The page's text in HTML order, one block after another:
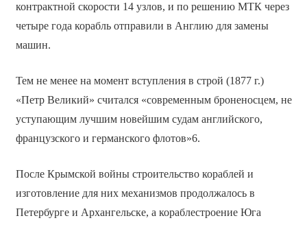
контрактной скорости 14 узлов, и по решению МТК через
четыре года корабль отправили в Англию для замены
машин.
Тем не менее на момент вступления в строй (1877 г.)
«Петр Великий» считался «современным броненосцем, не
уступающим лучшим новейшим судам английского,
французского и германского флотов»6.
После Крымской войны строительство кораблей и
изготовление для них механизмов продолжалось в
Петербурге и Архангельске, а кораблестроение Юга